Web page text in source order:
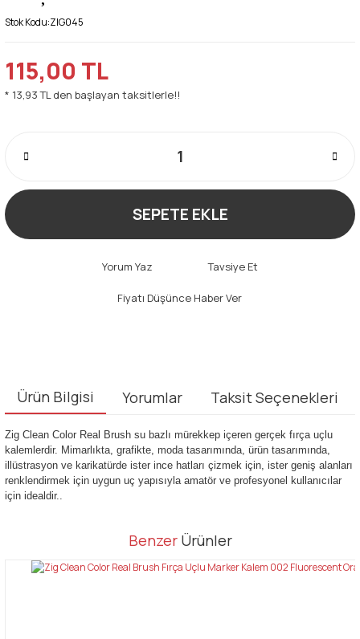
Stok Kodu:ZIG045
115,00 TL
* 13,93 TL den başlayan taksitlerle!!
SEPETE EKLE
Yorum Yaz Tavsiye Et
Fiyatı Düşünce Haber Ver
Ürün Bilgisi Yorumlar Taksit Seçenekleri
Zig Clean Color Real Brush su bazlı mürekkep içeren gerçek fırça uçlu
kalemlerdir. Mimarlıkta, grafikte, moda tasarımında, ürün tasarımında,
illüstrasyon ve karikatürde ister ince hatları çizmek için, ister geniş alanları
renklendirmek için uygun uç yapısıyla amatör ve profesyonel kullanıcılar
için idealdir..
Bu ürüne ilk yorumu siz yapın!
Bu ürünün fiyat bilgisi, resim, ürün açıklamalarında ve diğer
tarafımıza iletebilirsiniz.
Benzer Ürünler